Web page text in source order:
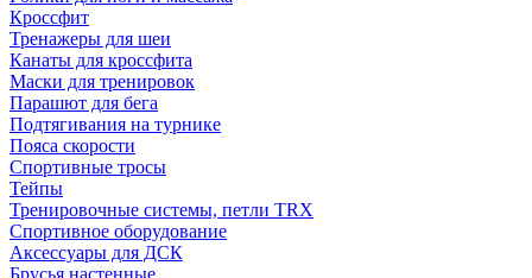
Кроссфит
Тренажеры для шеи
Канаты для кроссфита
Маски для тренировок
Парашют для бега
Подтягивания на турнике
Пояса скорости
Спортивные тросы
Тейпы
Тренировочные системы, петли TRX
Спортивное оборудование
Аксессуары для ДСК
Брусья настенные